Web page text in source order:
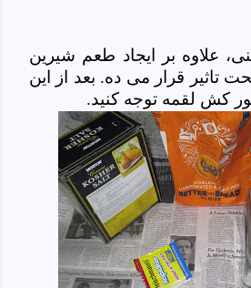
علاوه بر ایجاد طعم شیرین
تاثیر قرار می ده. بعد از این
کش لقمه توجه کنید.